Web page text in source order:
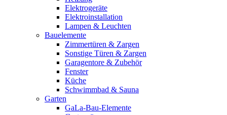
Elektrogeräte
Elektroinstallation
Lampen & Leuchten
Bauelemente
Zimmertüren & Zargen
Sonstige Türen & Zargen
Garagentore & Zubehör
Fenster
Küche
Schwimmbad & Sauna
Garten
GaLa-Bau-Elemente